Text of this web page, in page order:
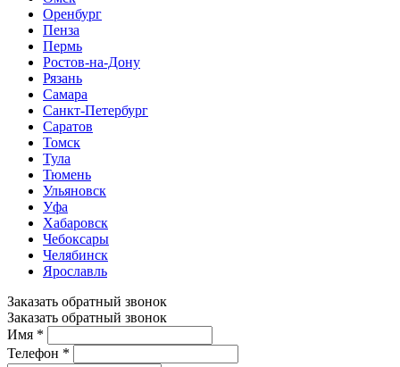
Оренбург
Пенза
Пермь
Ростов-на-Дону
Рязань
Самара
Санкт-Петербург
Саратов
Томск
Тула
Тюмень
Ульяновск
Уфа
Хабаровск
Чебоксары
Челябинск
Ярославль
Заказать обратный звонок
Заказать обратный звонок
Имя *
Телефон *